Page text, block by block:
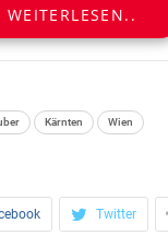
jüngster
seit vielen
mit ihm
über
seit jeher für die
WEITERLESEN..
Kärnten Wien
Twitter